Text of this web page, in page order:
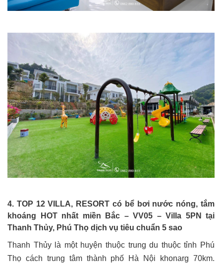
4. TOP 12 VILLA, RESORT có bể bơi nước nóng, tắm
khoáng HOT nhất miền Bắc – VV05 – Villa 5PN tại
Thanh Thủy, Phú Thọ dịch vụ tiêu chuẩn 5 sao
Thanh Thủy là một huyện thuộc trung du thuộc tỉnh Phú
Thọ cách trung tâm thành phố Hà Nội khonarg 70km.